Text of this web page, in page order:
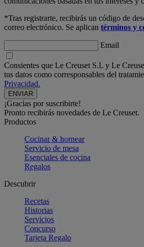
*Tras registrarte, recibirás un código de
correo electrónico. Se aplican términos y
Email
Consientes que Le Creuset S.L y Le
tus datos como corresponsables del
Privacidad.
¡Gracias por suscribirte!
Pronto recibirás novedades de Le Creuset.
Productos
Cocinar & hornear
Servicio de mesa
Esenciales de cocina
Regalos
Descubrir
Recetas
Historias
Servicios
Concurso
Tarjeta Regalo